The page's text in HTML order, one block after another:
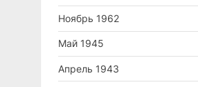
Ноябрь 1962
Май 1945
Апрель 1943